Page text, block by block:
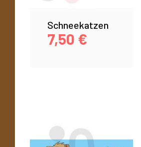
Schneekatzen
7,50 €